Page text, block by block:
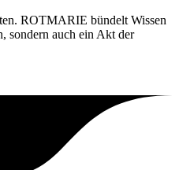
ROTMARIE bündelt Wissen
sondern auch ein Akt der